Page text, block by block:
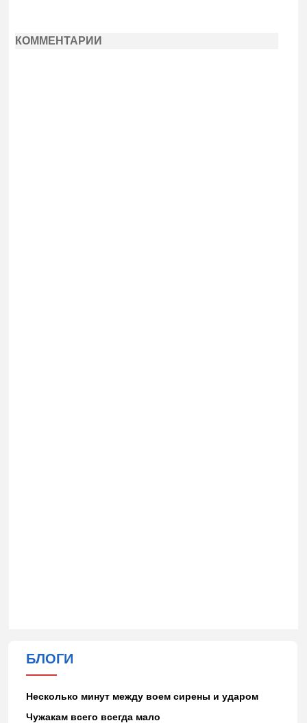
КОММЕНТАРИИ
БЛОГИ
Несколько минут между воем сирены и ударом
Чужакам всего всегда мало